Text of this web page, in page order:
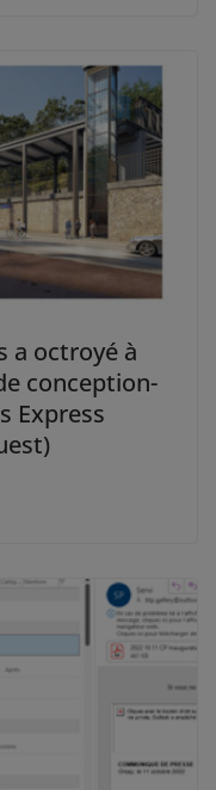
a octroyé à
conception-
Express